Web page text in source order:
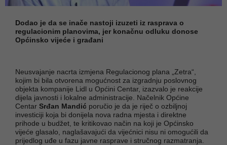
Dodao je da se inače nastoji izuzeti iz rasprava o
regulacionim planovima, jer konačnu odluku donose
Općinsko vijeće i građani
Neusvajanje nacrta izmjena Regulacionog plana „Zetra“,
kojim bi bila otvorena mogućnost za izgradnju poslovnog
objekta kompanije Lidl u Općini Centar, izazvalo je reakcije
dijela javnosti i lokalne administracije. Načelnik Općine
Centar Srđan Mandić poručio je da je riječ o ozbiljnoj
investiciji koja bi donijela nova radna mjesta i direktne
prihode u budžet, te kritikovao način na koji je Općinsko
vijeće glasalo, naglašavajući da vijećnici nisu ni omogućili da
prijedlog uđe u fazu javne rasprave i stručnog razmatranja.